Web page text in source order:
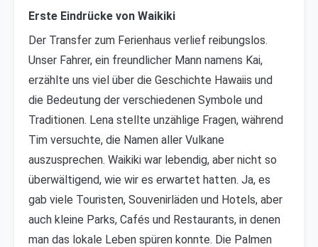
Erste Eindrücke von Waikiki
Der Transfer zum Ferienhaus verlief reibungslos.
Unser Fahrer, ein freundlicher Mann namens Kai,
erzählte uns viel über die Geschichte Hawaiis und
die Bedeutung der verschiedenen Symbole und
Traditionen. Lena stellte unzählige Fragen, während
Tim versuchte, die Namen aller Vulkane
auszusprechen. Waikiki war lebendig, aber nicht so
überwältigend, wie wir es erwartet hatten. Ja, es
gab viele Touristen, Souvenirläden und Hotels, aber
auch kleine Parks, Cafés und Restaurants, in denen
man das lokale Leben spüren konnte. Die Palmen